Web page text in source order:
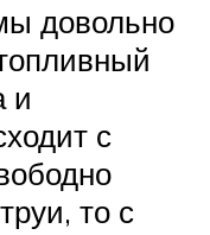
довольно
и
с
то с